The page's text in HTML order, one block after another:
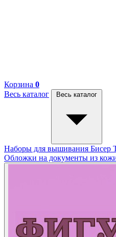
Корзина 0
Весь каталог
Весь каталог
Наборы для вышивания Бисер
Обложки на документы из